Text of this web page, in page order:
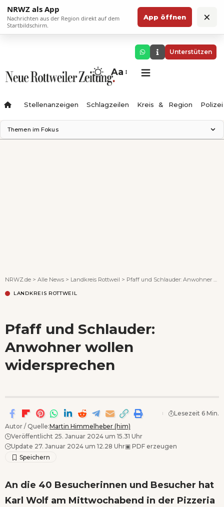
NRWZ als App
Nachrichten aus der Region direkt auf dem
Startbildschirm.
App öffnen ×
Unterstützen
Aa
Stellenanzeigen Schlagzeilen Kreis & Region Polizei
Themen im Fokus
NRWZ.de > Alle News > Landkreis Rottweil > Pfaff und Schlauder: Anwohner wollen widersprechen
LANDKREIS ROTTWEIL
Pfaff und Schlauder:
Anwohner wollen
widersprechen
Autor / Quelle:Martin Himmelheber (him)
Veröffentlicht 25. Januar 2024 um 15.31 Uhr
Update 27. Januar 2024 um 12.28 Uhr▣ PDF erzeugen
Lesezeit 6 Min.
An die 40 Besucherinnen und Besucher hat
Karl Wolf am Mittwochabend in der Pizzeria